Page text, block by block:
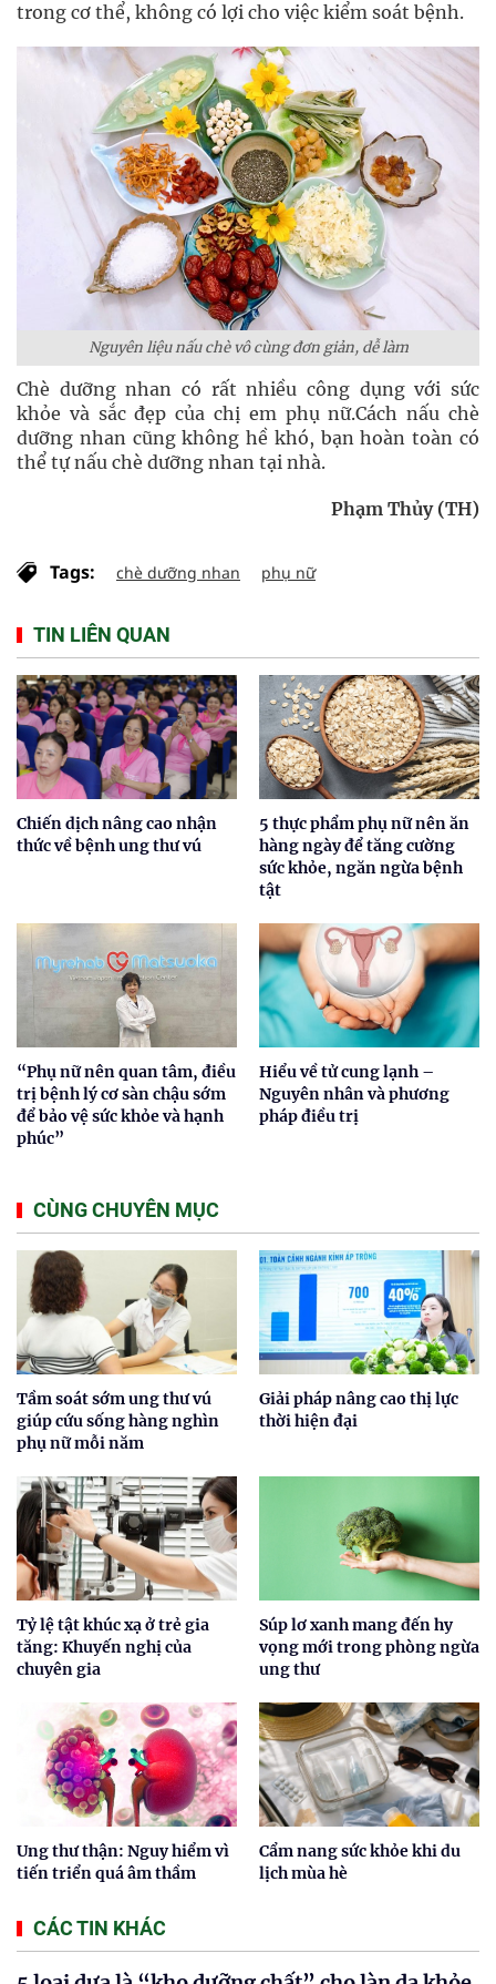
trong cơ thể, không có lợi cho việc kiểm soát bệnh.
Nguyên liệu nấu chè vô cùng đơn giản, dễ làm
Chè dưỡng nhan có rất nhiều công dụng với sức
khỏe và sắc đẹp của chị em phụ nữ.Cách nấu chè
dưỡng nhan cũng không hề khó, bạn hoàn toàn có
thể tự nấu chè dưỡng nhan tại nhà.
Phạm Thủy (TH)
Tags: chè dưỡng nhan phụ nữ
TIN LIÊN QUAN
Chiến dịch nâng cao nhận
thức về bệnh ung thư vú
5 thực phẩm phụ nữ nên ăn
hàng ngày để tăng cường
sức khỏe, ngăn ngừa bệnh
tật
“Phụ nữ nên quan tâm, điều
trị bệnh lý cơ sàn chậu sớm
để bảo vệ sức khỏe và hạnh
phúc”
Hiểu về tử cung lạnh –
Nguyên nhân và phương
pháp điều trị
CÙNG CHUYÊN MỤC
Tầm soát sớm ung thư vú
giúp cứu sống hàng nghìn
phụ nữ mỗi năm
Giải pháp nâng cao thị lực
thời hiện đại
Tỷ lệ tật khúc xạ ở trẻ gia
tăng: Khuyến nghị của
chuyên gia
Súp lơ xanh mang đến hy
vọng mới trong phòng ngừa
ung thư
Ung thư thận: Nguy hiểm vì
tiến triển quá âm thầm
Cẩm nang sức khỏe khi du
lịch mùa hè
CÁC TIN KHÁC